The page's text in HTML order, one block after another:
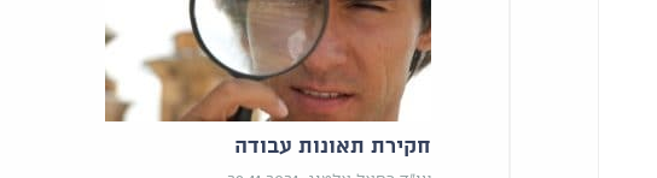
חקירת תאונות עבודה